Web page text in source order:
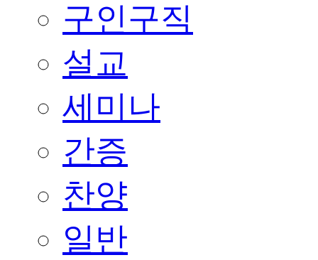
구인구직
설교
세미나
간증
찬양
일반